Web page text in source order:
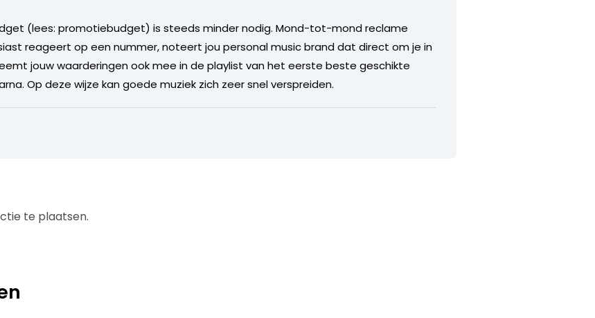
(lees: promotiebudget) is steeds minder nodig. Mond-tot-mond reclame
reageert op een nummer, noteert jou personal music brand dat direct om je in
jouw waarderingen ook mee in de playlist van het eerste beste geschikte
Op deze wijze kan goede muziek zich zeer snel verspreiden.
te plaatsen.